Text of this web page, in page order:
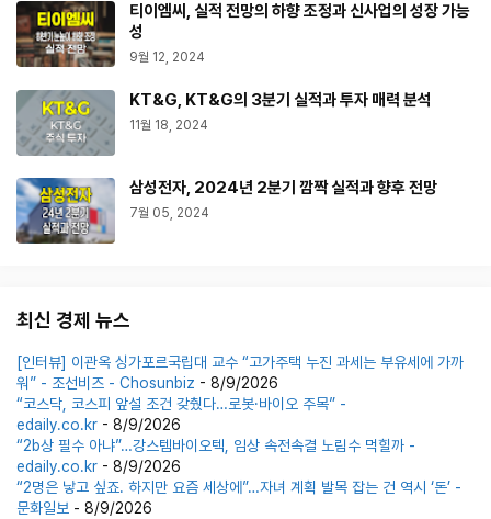
티이엠씨, 실적 전망의 하향 조정과 신사업의 성장 가능
성
9월 12, 2024
KT&G, KT&G의 3분기 실적과 투자 매력 분석
11월 18, 2024
삼성전자, 2024년 2분기 깜짝 실적과 향후 전망
7월 05, 2024
최신 경제 뉴스
[인터뷰] 이관옥 싱가포르국립대 교수 “고가주택 누진 과세는 부유세에 가까
워” - 조선비즈 - Chosunbiz - 8/9/2026
“코스닥, 코스피 앞설 조건 갖췄다…로봇·바이오 주목” -
edaily.co.kr - 8/9/2026
“2b상 필수 아냐”…강스템바이오텍, 임상 속전속결 노림수 먹힐까 -
edaily.co.kr - 8/9/2026
“2명은 낳고 싶죠. 하지만 요즘 세상에”…자녀 계획 발목 잡는 건 역시 ‘돈’ -
문화일보 - 8/9/2026